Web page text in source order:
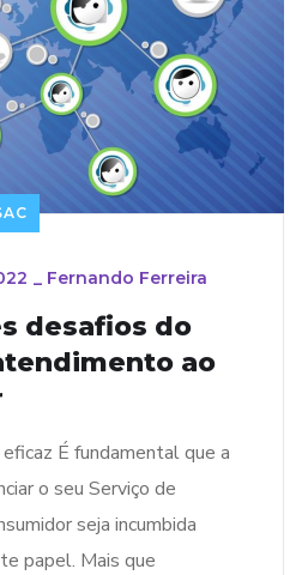
_ Fernando Ferreira
desafios do
ao
É fundamental que a
o seu Serviço de
seja incumbida
papel. Mais que